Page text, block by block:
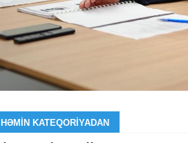
HƏMIN KATEQORIYADAN